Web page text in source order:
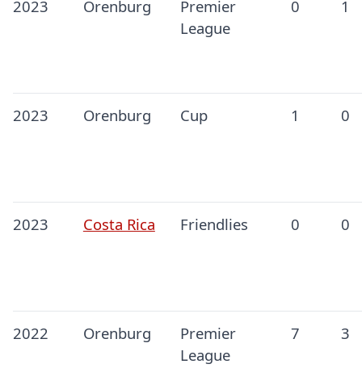
2023 Orenburg
Premier
League
0 1
2023 Orenburg Cup 1 0
2023 Costa Rica Friendlies 0 0
2022 Orenburg
Premier
League
7 3